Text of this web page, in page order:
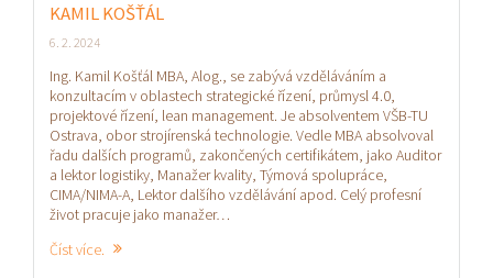
KAMIL KOŠŤÁL
6. 2. 2024
Ing. Kamil Košťál MBA, Alog., se zabývá vzděláváním a
konzultacím v oblastech strategické řízení, průmysl 4.0,
projektové řízení, lean management. Je absolventem VŠB-TU
Ostrava, obor strojírenská technologie. Vedle MBA absolvoval
řadu dalších programů, zakončených certifikátem, jako Auditor
a lektor logistiky, Manažer kvality, Týmová spolupráce,
CIMA/NIMA-A, Lektor dalšího vzdělávání apod. Celý profesní
život pracuje jako manažer…
Číst více.